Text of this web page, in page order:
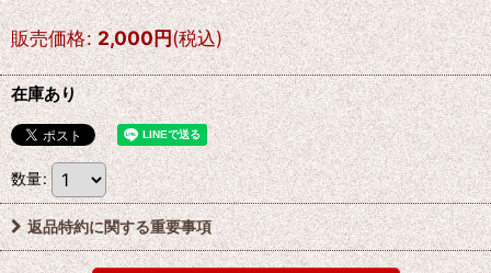
販売価格: 2,000円(税込)
在庫あり
数量:
返品特約に関する重要事項